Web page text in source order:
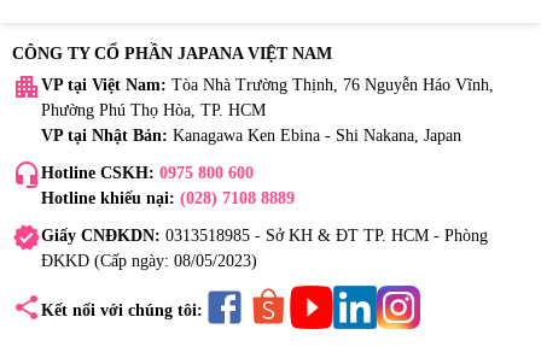
CÔNG TY CỔ PHẦN JAPANA VIỆT NAM
apartment VP tại Việt Nam: Tòa Nhà Trường Thịnh, 76 Nguyễn Háo Vĩnh,
Phường Phú Thọ Hòa, TP. HCM
VP tại Nhật Bản: Kanagawa Ken Ebina - Shi Nakana, Japan
headset_mic Hotline CSKH: 0975 800 600
Hotline khiếu nại: (028) 7108 8889
verifiedGiấy CNĐKDN: 0313518985 - Sở KH & ĐT TP. HCM - Phòng
ĐKKD (Cấp ngày: 08/05/2023)
share Kết nối với chúng tôi: